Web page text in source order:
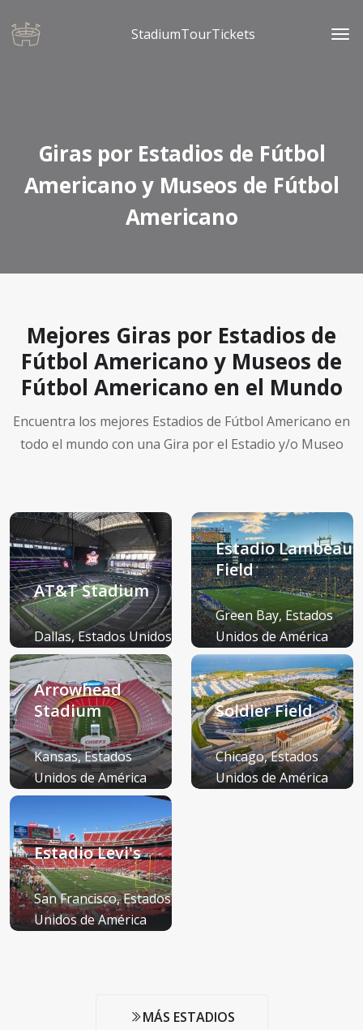
StadiumTourTickets
Giras por Estadios de Fútbol
Americano y Museos de Fútbol
Americano
Mejores Giras por Estadios de
Fútbol Americano y Museos de
Fútbol Americano en el Mundo
Encuentra los mejores Estadios de Fútbol Americano en
todo el mundo con una Gira por el Estadio y/o Museo
AT&T Stadium
Dallas, Estados Unidos
de América (EE.UU.)
Estadio Lambeau
Field
Green Bay, Estados
Unidos de América
(EE.UU.)
Arrowhead
Stadium
Kansas, Estados
Unidos de América
(EE.UU.)
Soldier Field
Chicago, Estados
Unidos de América
Estadio Levi's
San Francisco, Estados
Unidos de América
MÁS ESTADIOS